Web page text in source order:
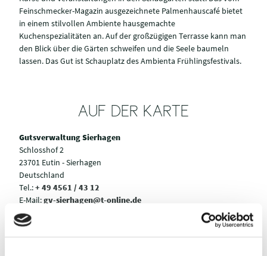
Feinschmecker-Magazin ausgezeichnete Palmenhauscafé bietet
in einem stilvollen Ambiente hausgemachte
Kuchenspezialitäten an. Auf der großzügigen Terrasse kann man
den Blick über die Gärten schweifen und die Seele baumeln
lassen. Das Gut ist Schauplatz des Ambienta Frühlingsfestivals.
AUF DER KARTE
Gutsverwaltung Sierhagen
Schlosshof 2
23701 Eutin - Sierhagen
Deutschland
Tel.:+ 49 4561 / 43 12
E-Mail:gv-sierhagen@t-online.de
Webseite: